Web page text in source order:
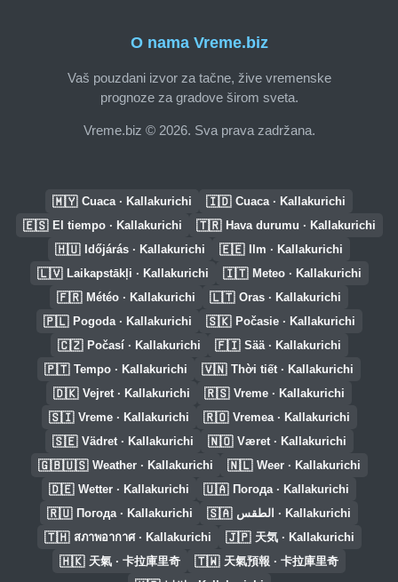
O nama Vreme.biz
Vaš pouzdani izvor za tačne, žive vremenske
prognoze za gradove širom sveta.
Vreme.biz © 2026. Sva prava zadržana.
🇲🇾 Cuaca · Kallakurichi 🇮🇩 Cuaca · Kallakurichi
🇪🇸 El tiempo · Kallakurichi 🇹🇷 Hava durumu · Kallakurichi
🇭🇺 Időjárás · Kallakurichi 🇪🇪 Ilm · Kallakurichi
🇱🇻 Laikapstākļi · Kallakurichi 🇮🇹 Meteo · Kallakurichi
🇫🇷 Météo · Kallakurichi 🇱🇹 Oras · Kallakurichi
🇵🇱 Pogoda · Kallakurichi 🇸🇰 Počasie · Kallakurichi
🇨🇿 Počasí · Kallakurichi 🇫🇮 Sää · Kallakurichi
🇵🇹 Tempo · Kallakurichi 🇻🇳 Thời tiết · Kallakurichi
🇩🇰 Vejret · Kallakurichi 🇷🇸 Vreme · Kallakurichi
🇸🇮 Vreme · Kallakurichi 🇷🇴 Vremea · Kallakurichi
🇸🇪 Vädret · Kallakurichi 🇳🇴 Været · Kallakurichi
🇬🇧🇺🇸 Weather · Kallakurichi 🇳🇱 Weer · Kallakurichi
🇩🇪 Wetter · Kallakurichi 🇺🇦 Погода · Kallakurichi
🇷🇺 Погода · Kallakurichi 🇸🇦 الطقس · Kallakurichi
🇹🇭 สภาพอากาศ · Kallakurichi 🇯🇵 天気 · Kallakurichi
🇭🇰 天氣 · 卡拉庫里奇 🇹🇼 天氣預報 · 卡拉庫里奇